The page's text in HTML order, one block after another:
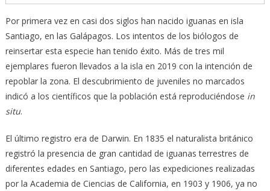
Por primera vez en casi dos siglos han nacido iguanas en isla
Santiago, en las Galápagos. Los intentos de los biólogos de
reinsertar esta especie han tenido éxito. Más de tres mil
ejemplares fueron llevados a la isla en 2019 con la intención de
repoblar la zona. El descubrimiento de juveniles no marcados
indicó a los científicos que la población está reproduciéndose in
situ.
El último registro era de Darwin. En 1835 el naturalista británico
registró la presencia de gran cantidad de iguanas terrestres de
diferentes edades en Santiago, pero las expediciones realizadas
por la Academia de Ciencias de California, en 1903 y 1906, ya no